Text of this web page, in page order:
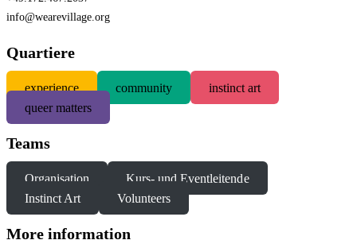
info@wearevillage.org
Quartiere
experience community
instinct art
queer matters
Teams
Organisation
Kurs- und Eventleitende
Instinct Art
Volunteers
More information